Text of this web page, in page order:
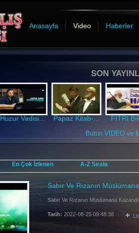
Anasayfa Video Haberler
SON
Huzur Vadisi... Papaz Kitab-... FITRİ
Bütün VİDEO ve
En Çok İzlenen A-Z Sırala
Sabır Ve Rızanın
Sabır Ve Rızanın Müslümana
Tarih: 2022-08-25 09:48:38